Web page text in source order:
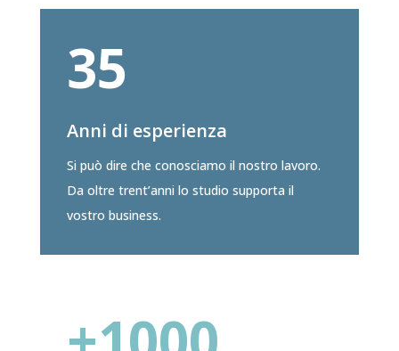
35
Anni di esperienza
Si può dire che conosciamo il nostro lavoro.
Da oltre trent’anni lo studio supporta il
vostro business.